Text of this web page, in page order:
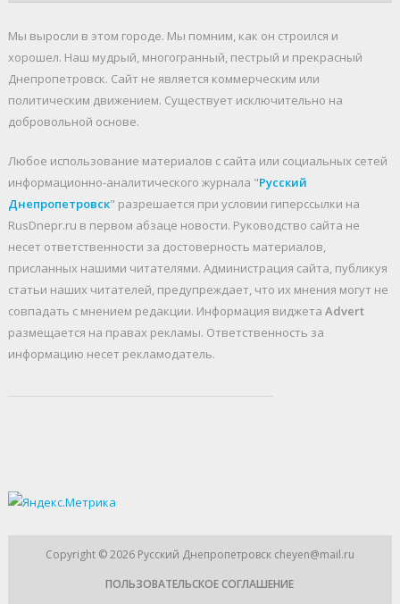
Мы выросли в этом городе. Мы помним, как он строился и
хорошел. Наш мудрый, многогранный, пестрый и прекрасный
Днепропетровск. Cайт не является коммерческим или
политическим движением. Существует исключительно на
добровольной основе.
Любое использование материалов c сайта или социальных сетей
информационно-аналитического журнала "Русский
Днепропетровск" разрешается при условии гиперссылки на
RusDnepr.ru в первом абзаце новости. Руководство сайта не
несет ответственности за достоверность материалов,
присланных нашими читателями. Администрация сайта, публикуя
статьи наших читателей, предупреждает, что их мнения могут не
совпадать с мнением редакции. Информация виджета Advert
размещается на правах рекламы. Ответственность за
информацию несет рекламодатель.
Copyright © 2026 Русский Днепропетровск cheyen@mail.ru
ПОЛЬЗОВАТЕЛЬСКОЕ СОГЛАШЕНИЕ